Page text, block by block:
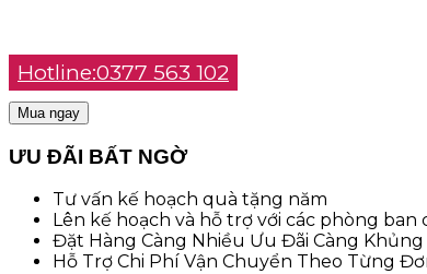
Hotline:0377 563 102
Mua ngay
ƯU ĐÃI BẤT NGỜ
Tư vấn kế hoạch quà tặng năm
Lên kế hoạch và hỗ trợ với các phòng
Đặt Hàng Càng Nhiều Ưu Đãi Càng Khủng
Hỗ Trợ Chi Phí Vận Chuyển Theo Từng